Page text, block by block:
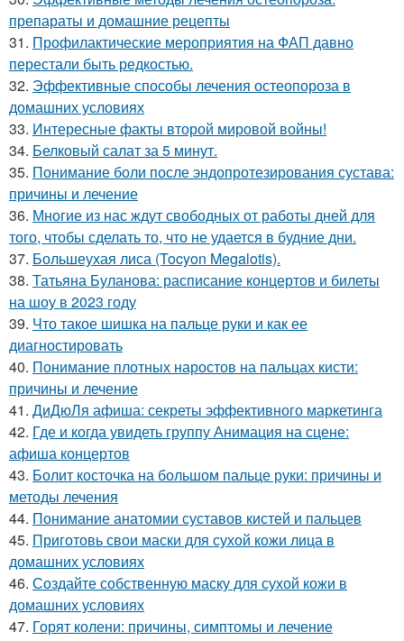
препараты и домашние рецепты
31. Профилактические мероприятия на ФАП давно
перестали быть редкостью.
32. Эффективные способы лечения остеопороза в
домашних условиях
33. Интересные факты второй мировой войны!
34. Белковый салат за 5 минут.
35. Понимание боли после эндопротезирования сустава:
причины и лечение
36. Многие из нас ждут свободных от работы дней для
того, чтобы сделать то, что не удается в будние дни.
37. Большеухая лиса (Tocyon Megalotis).
38. Татьяна Буланова: расписание концертов и билеты
на шоу в 2023 году
39. Что такое шишка на пальце руки и как ее
диагностировать
40. Понимание плотных наростов на пальцах кисти:
причины и лечение
41. ДиДюЛя афиша: секреты эффективного маркетинга
42. Где и когда увидеть группу Анимация на сцене:
афиша концертов
43. Болит косточка на большом пальце руки: причины и
методы лечения
44. Понимание анатомии суставов кистей и пальцев
45. Приготовь свои маски для сухой кожи лица в
домашних условиях
46. Создайте собственную маску для сухой кожи в
домашних условиях
47. Горят колени: причины, симптомы и лечение